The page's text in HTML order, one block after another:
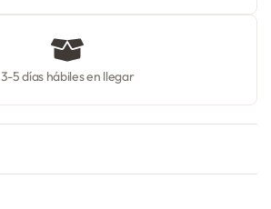
3-5 días hábiles en llegar